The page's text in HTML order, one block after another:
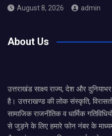
August 8, 2026 admin
About Us
उत्तराखंड साक्ष्य राज्य, देश और
है। उत्तराखण्ड की लोक संस्कृति,
सामाजिक राजनीतिक व धार्मिक
से जुड़ने के लिए हमारे फोन नंबर के